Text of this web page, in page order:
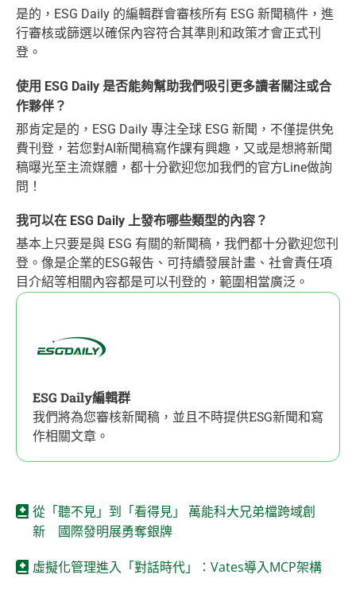
是的，ESG Daily 的編輯群會審核所有 ESG 新聞稿件，進
行審核或篩選以確保內容符合其準則和政策才會正式刊
登。
使用 ESG Daily 是否能夠幫助我們吸引更多讀者關注或合
作夥伴？
那肯定是的，ESG Daily 專注全球 ESG 新聞，不僅提供免
費刊登，若您對AI新聞稿寫作課有興趣，又或是想將新聞
稿曝光至主流媒體，都十分歡迎您加我們的官方Line做詢
問！
我可以在 ESG Daily 上發布哪些類型的內容？
基本上只要是與 ESG 有關的新聞稿，我們都十分歡迎您刊
登。像是企業的ESG報告、可持續發展計畫、社會責任項
目介紹等相關內容都是可以刊登的，範圍相當廣泛。
ESG Daily編輯群
我們將為您審核新聞稿，並且不時提供ESG新聞和寫
作相關文章。
從「聽不見」到「看得見」 萬能科大兄弟檔跨域創
新 國際發明展勇奪銀牌
虛擬化管理進入「對話時代」：Vates導入MCP架構